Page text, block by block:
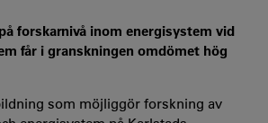
forskarnivå inom energisystem vid
får i granskningen omdömet hög
som möjliggör forskning av